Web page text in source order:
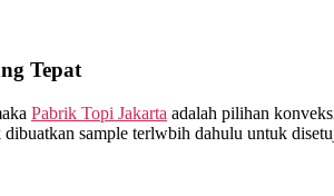
Tepat
Pabrik Topi Jakarta adalah pilihan
sample terlwbih dahulu untuk